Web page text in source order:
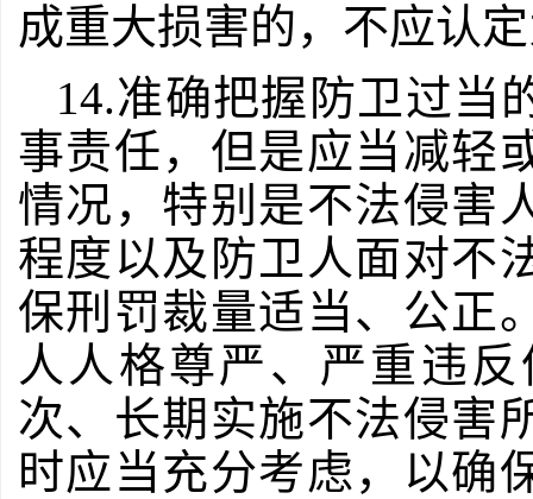
成重大损害的，不应认
14.准确把握防卫过当
事责任，但是应当减轻
情况，特别是不法侵害
程度以及防卫人面对不
保刑罚裁量适当、公正
人人格尊严、严重违
次、长期实施不法侵害
时应当充分考虑，以确